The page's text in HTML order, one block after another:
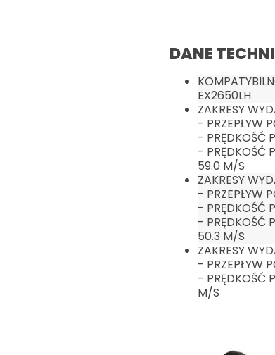
DANE
EX2650LH
ZAKRESY
- PRZEPŁYW
- PRĘDKOŚĆ
- PRĘDKOŚĆ
59.0 M/S
ZAKRESY
- PRZEPŁYW
- PRĘDKOŚĆ
- PRĘDKOŚĆ
50.3 M/S
ZAKRESY
- PRZEPŁYW
- PRĘDKOŚĆ
M/S